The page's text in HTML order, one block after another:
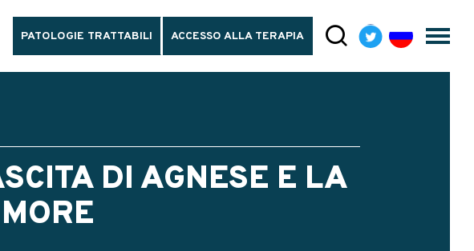
PATOLOGIE TRATTABILI ACCESSO ALLA TERAPIA
DI AGNESE E LA